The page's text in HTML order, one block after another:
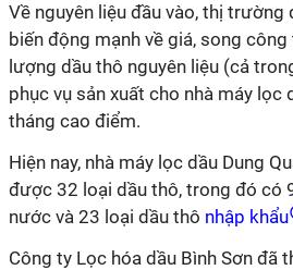
Về nguyên liệu đầu vào, thị
biến động mạnh về giá, song
lượng dầu thô nguyên liệu (cả
phục vụ sản xuất cho nhà máy lọc
tháng cao điểm.
Hiện nay, nhà máy lọc dầu Dung
được 32 loại dầu thô, trong đó có
nước và 23 loại dầu thô nhập khẩu
Công ty Lọc hóa dầu Bình Sơn đã